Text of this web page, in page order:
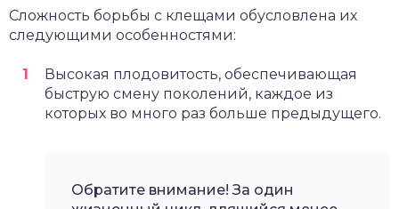
Сложность борьбы с клещами обусловлена их
следующими особенностями:
Высокая плодовитость, обеспечивающая
быструю смену поколений, каждое из
которых во много раз больше предыдущего.
Обратите внимание! За один